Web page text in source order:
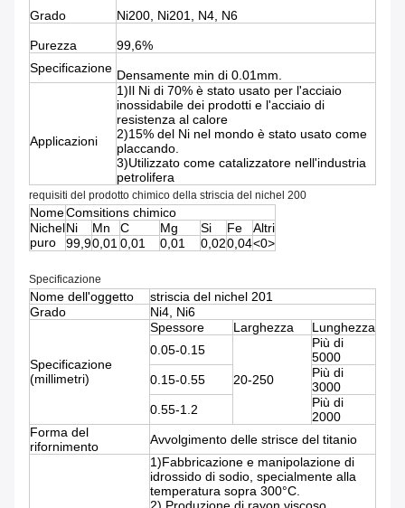
Grado Ni200, Ni201, N4, N6
Purezza
99,6%
Specificazione Densamente min di 0.01mm.
Applicazioni
1)Il Ni di 70% è stato usato per l'acciaio
inossidabile dei prodotti e l'acciaio di
resistenza al calore
2)15% del Ni nel mondo è stato usato come
placcando.
3)Utilizzato come catalizzatore nell'industria
petrolifera
requisiti del prodotto chimico della striscia del nichel 200
NomeComsitions chimico
Nichel
puro
Ni Mn C Mg Si Fe
Altri
99,90,010,01 0,01 0,020,04<0>
Specificazione
Nome dell'oggetto
striscia del nichel 201
Grado
Ni4, Ni6
Specificazione
(millimetri)
Spessore Larghezza
Lunghezza
0.05-0.15
20-250
Più di
5000
0.15-0.55
Più di
3000
0.55-1.2
Più di
2000
Forma del
rifornimento
Avvolgimento delle strisce del titanio
1)Fabbricazione e manipolazione di
idrossido di sodio, specialmente alla
temperatura sopra 300°C.